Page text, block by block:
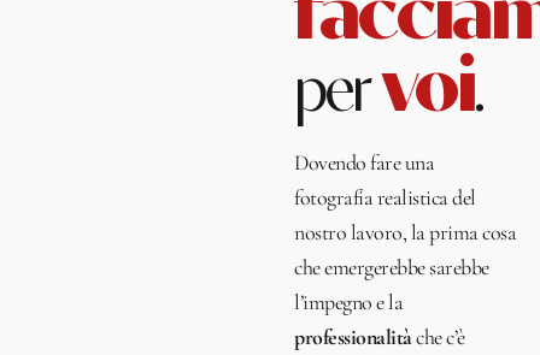
pervoi.
Dovendo fare una
fotografia realistica del
nostro lavoro, la prima cosa
che emergerebbe sarebbe
l’impegno e la
professionalitàche c’è